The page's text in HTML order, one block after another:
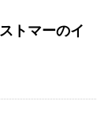
トマーのイ